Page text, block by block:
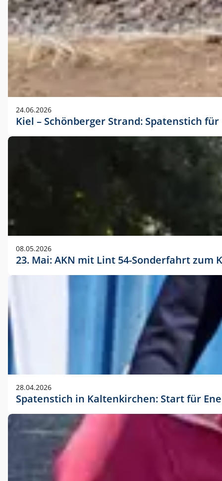
24.06.2026
Kiel – Schönberger Strand: Spatenstich
08.05.2026
23. Mai: AKN mit Lint 54-Sonderfahrt
28.04.2026
Spatenstich in Kaltenkirchen: Start für